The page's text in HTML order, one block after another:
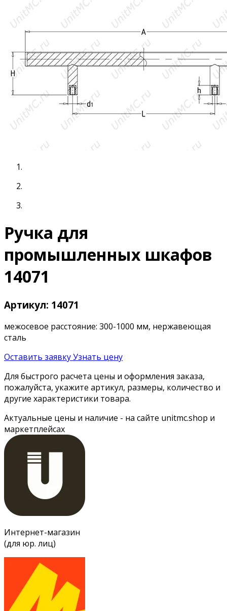
Ручка для
промышленных шкафов
14071
Артикул: 14071
межосевое расстояние: 300-1000 мм, нержавеющая
сталь
Оставить заявкуУзнать цену
Для быстрого расчета цены и оформления заказа,
пожалуйста, укажите артикул, размеры, количество и
другие характеристики товара.
Актуальные цены и наличие - на сайте unitmc.shop и
маркетплейсах
Интернет-магазин
(для юр. лиц)